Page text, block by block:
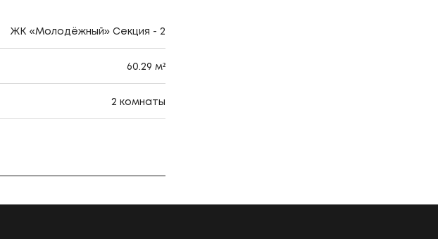
ЖК «Молодёжный» Секция - 2
60.29 м²
2 комнаты